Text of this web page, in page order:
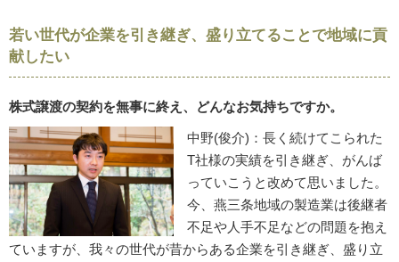
若い世代が企業を引き継ぎ、盛り立てることで地域に貢
献したい
株式譲渡の契約を無事に終え、どんなお気持ちですか。
中野(俊介)：長く続けてこられた
T社様の実績を引き継ぎ、がんば
っていこうと改めて思いました。
今、燕三条地域の製造業は後継者
不足や人手不足などの問題を抱え
ていますが、我々の世代が昔からある企業を引き継ぎ、盛り立